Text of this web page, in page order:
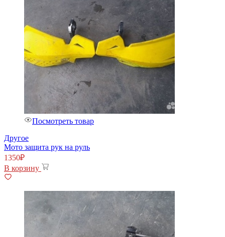
Посмотреть товар
Другое
Мото защита рук на руль
1350₽
В корзину